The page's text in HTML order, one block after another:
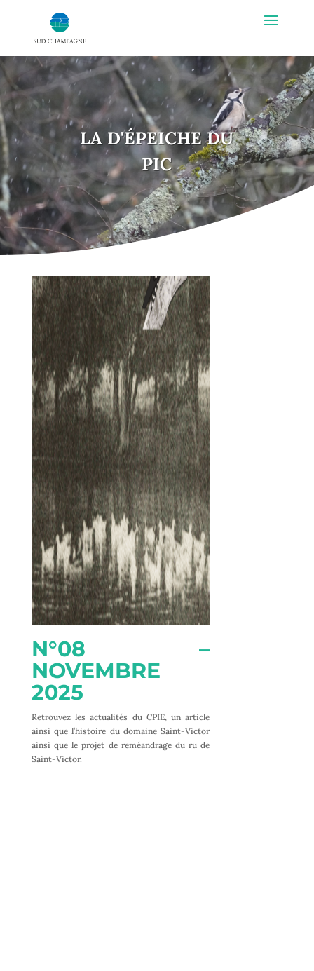
LA D'ÉPEICHE DU
PIC
N°08 –
NOVEMBRE
2025
Retrouvez les actualités du CPIE, un article
ainsi que l’histoire du domaine Saint-Victor
ainsi que le projet de reméandrage du ru de
Saint-Victor.